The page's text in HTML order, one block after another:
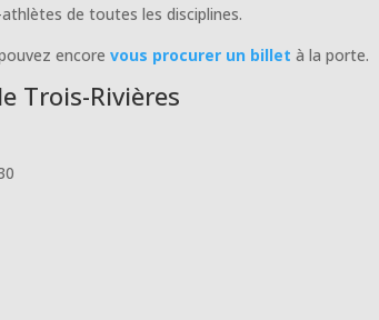
de toutes les disciplines.
encorevous procurer un billet à la porte.
Trois-Rivières